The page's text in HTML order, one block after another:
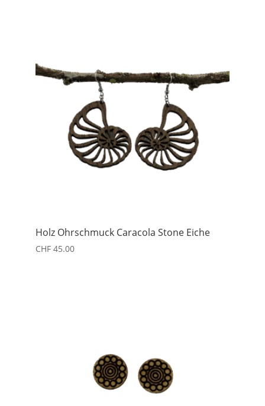
Holz Ohrschmuck Caracola Stone Eiche
CHF45.00